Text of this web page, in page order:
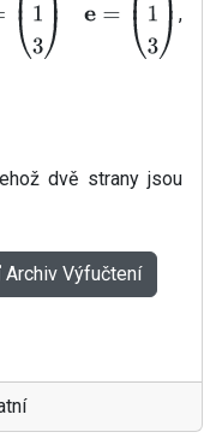
13 ) e=(4 13 ) ,
dvě strany jsou
Archiv Výfučtení